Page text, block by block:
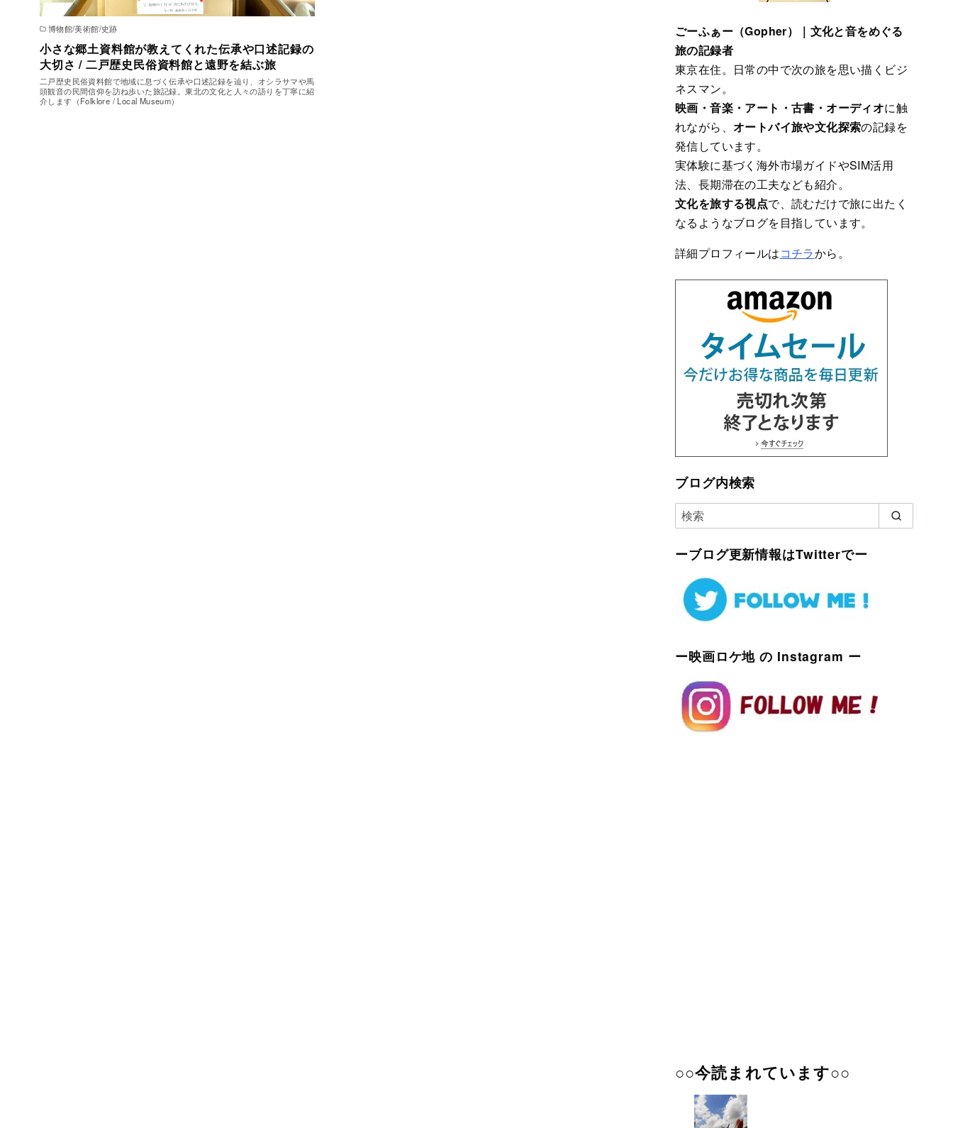
博物館/美術館/史跡
小さな郷土資料館が教えてくれた伝承や口述記録の
大切さ / 二戸歴史民俗資料館と遠野を結ぶ旅
二戸歴史民俗資料館で地域に息づく伝承や口述記録を辿り、オシラサマや馬
頭観音の民間信仰を訪ね歩いた旅記録。東北の文化と人々の語りを丁寧に紹
介します（Folklore / Local Museum）
ごーふぁー（Gopher）｜文化と音をめぐる
旅の記録者
東京在住。日常の中で次の旅を思い描くビジ
ネスマン。
映画・音楽・アート・古書・オーディオに触
れながら、 オートバイ旅や文化探索の記録を
発信しています。
実体験に基づく海外市場ガイドやSIM活用
法、長期滞在の工夫なども紹介。
文化を旅する視点で、読むだけで旅に出たく
なるようなブログを目指しています。
詳細プロフィールはコチラから。
ブログ内検索
ーブログ更新情報はTwitterでー
ー映画ロケ地 の Instagram ー
○○今読まれています○○